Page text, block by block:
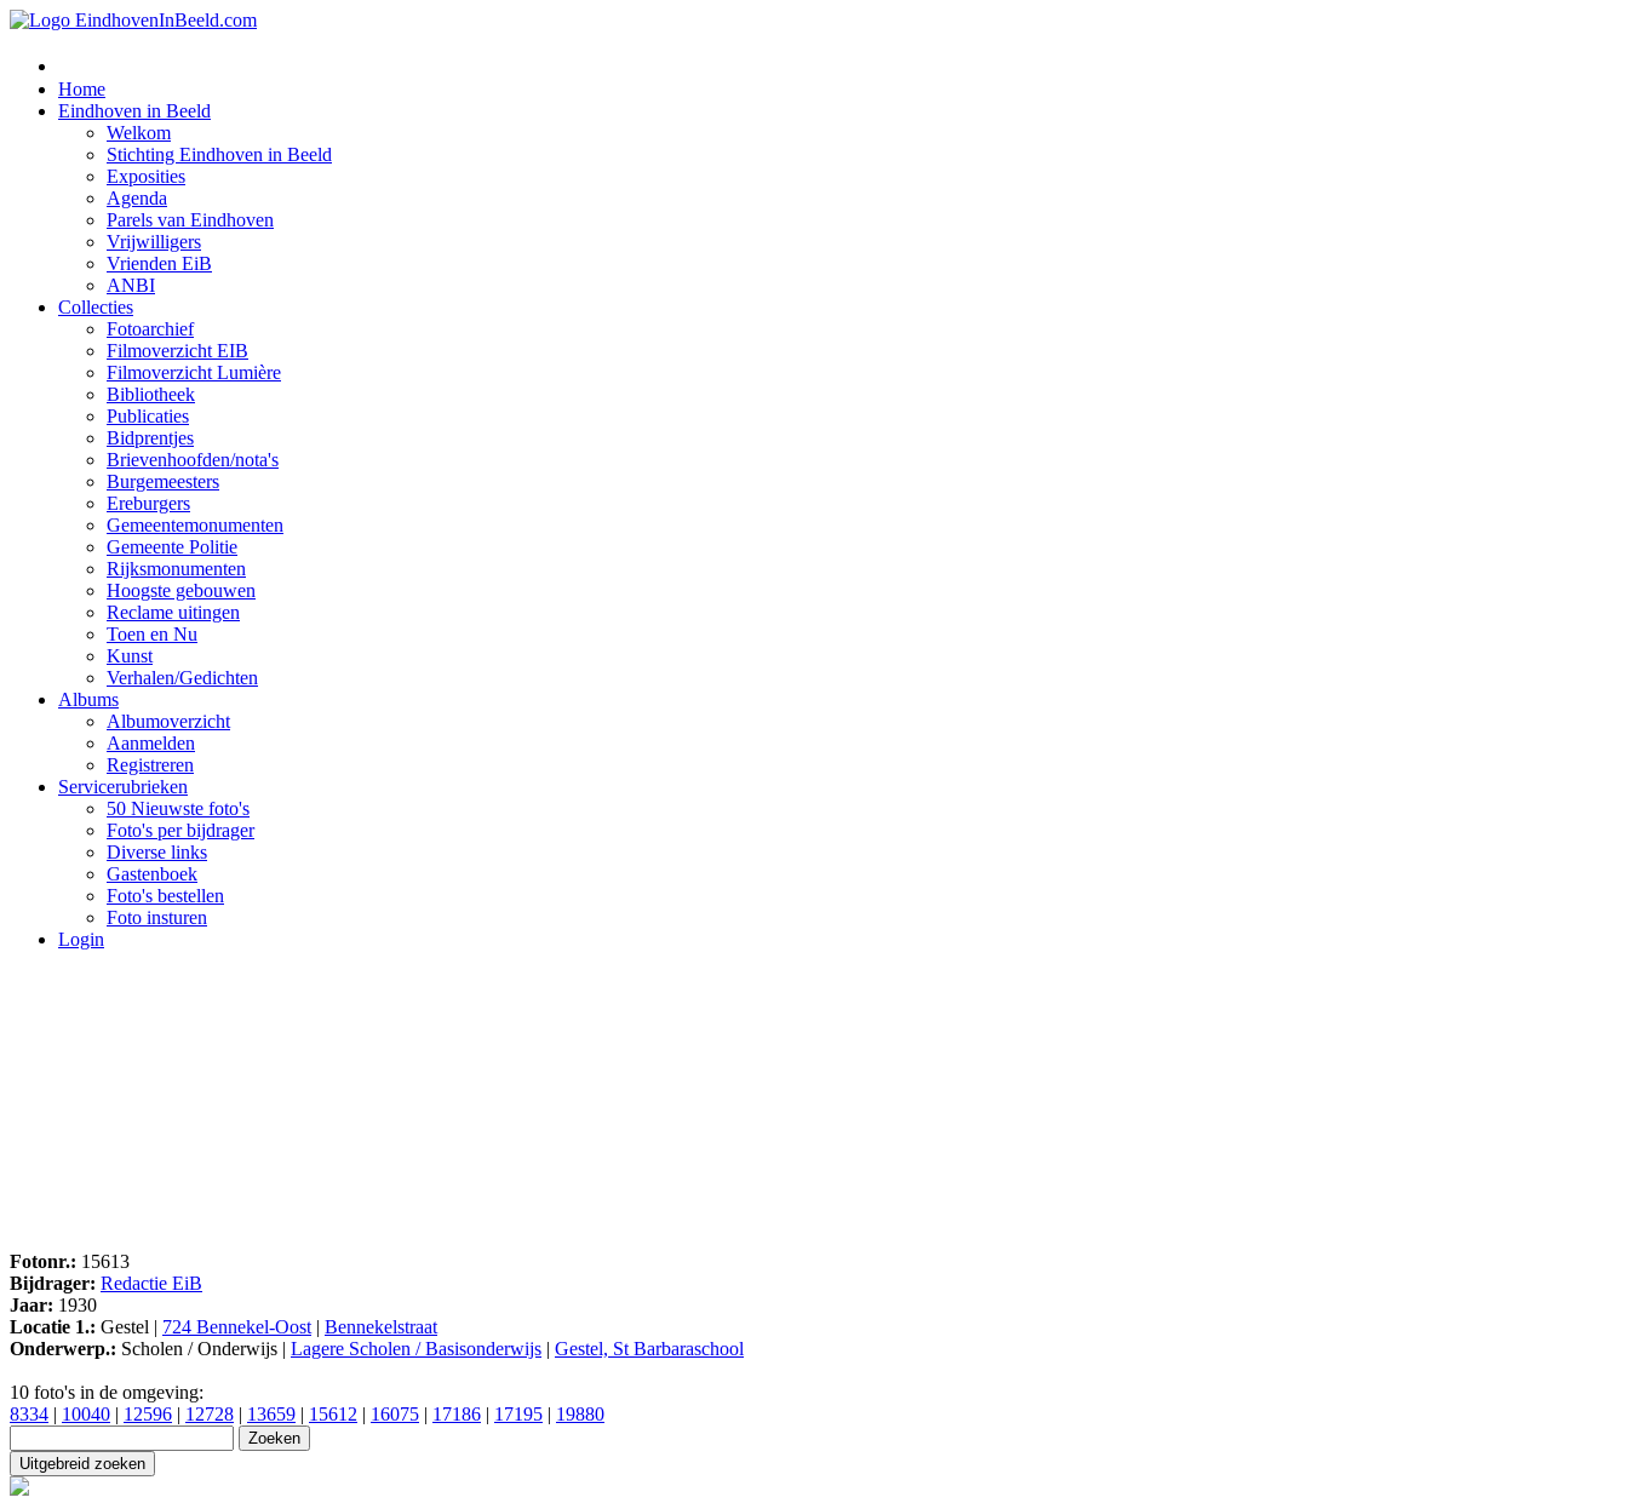
Home
Eindhoven in Beeld
Welkom
Stichting Eindhoven in Beeld
Exposities
Agenda
Parels van Eindhoven
Vrijwilligers
Vrienden EiB
ANBI
Collecties
Fotoarchief
Filmoverzicht EIB
Filmoverzicht Lumière
Bibliotheek
Publicaties
Bidprentjes
Brievenhoofden/nota's
Burgemeesters
Ereburgers
Gemeentemonumenten
Gemeente Politie
Rijksmonumenten
Hoogste gebouwen
Reclame uitingen
Toen en Nu
Kunst
Verhalen/Gedichten
Albums
Albumoverzicht
Aanmelden
Registreren
Servicerubrieken
50 Nieuwste foto's
Foto's per bijdrager
Diverse links
Gastenboek
Foto's bestellen
Foto insturen
Login
Fotonr.: 15613
Bijdrager: Redactie EiB
Jaar: 1930
Locatie 1.: Gestel | 724 Bennekel-Oost| Bennekelstraat
Onderwerp.: Scholen / Onderwijs | Lagere Scholen / Basisonderwijs Gestel, St Barbaraschool
10 foto's in de omgeving:
8334
10040 12596 12728 13659 15612 16075 17186 17195 19880